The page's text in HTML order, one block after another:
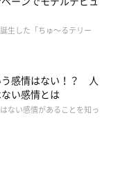
生した「ちゅ～るテリー
感情はない！？ 人
い感情とは
ない感情があることを知っ